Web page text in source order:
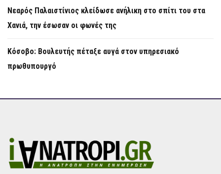
Νεαρός Παλαιστίνιος κλείδωσε ανήλικη στο σπίτι του στα
Χανιά, την έσωσαν οι φωνές της
Κόσοβο: Βουλευτής πέταξε αυγά στον υπηρεσιακό
πρωθυπουργό